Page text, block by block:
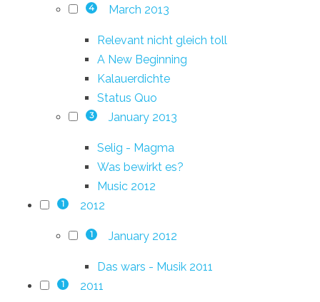
4 March 2013
Relevant nicht gleich toll
A New Beginning
Kalauerdichte
Status Quo
3 January 2013
Selig - Magma
Was bewirkt es?
Music 2012
1 2012
1 January 2012
Das wars - Musik 2011
1 2011